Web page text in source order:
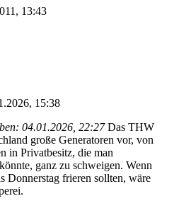
13:43
15:38
04.01.2026, 22:27Das THW
große Generatoren vor, von
in Privatbesitz, die man
ganz zu schweigen. Wenn
Donnerstag frieren sollten, wäre